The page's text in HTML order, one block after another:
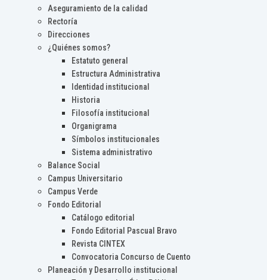
Aseguramiento de la calidad
Rectoría
Direcciones
¿Quiénes somos?
Estatuto general
Estructura Administrativa
Identidad institucional
Historia
Filosofía institucional
Organigrama
Símbolos institucionales
Sistema administrativo
Balance Social
Campus Universitario
Campus Verde
Fondo Editorial
Catálogo editorial
Fondo Editorial Pascual Bravo
Revista CINTEX
Convocatoria Concurso de Cuento
Planeación y Desarrollo institucional